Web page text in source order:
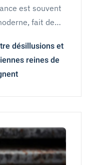
est souvent
fait de…
désillusions et
reines de